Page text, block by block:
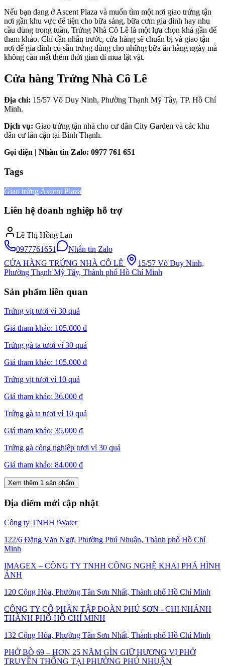
Nếu bạn đang ở Ascent Plaza và muốn tìm một nơi giao trứng tận
nơi gần khu vực để tiện cho bữa sáng, bữa cơm gia đình hay nhu
cầu dùng trong tuần, Trứng Nhà Cô Lê là một lựa chọn khá gần để
tham khảo. Chỉ cần nhắn trước, cửa hàng sẽ chuẩn bị và giao tận
nơi để gia đình có sẵn trứng dùng cho những bữa ăn hằng ngày mà
không cần mất thêm thời gian đi mua lặt vặt.
Cửa hàng Trứng Nhà Cô Lê
Địa chỉ: 15/57 Võ Duy Ninh, Phường Thạnh Mỹ Tây, TP. Hồ Chí
Minh.
Dịch vụ: Giao trứng tận nhà cho cư dân City Garden và các khu
dân cư lân cận tại Bình Thạnh.
Gọi điện | Nhắn tin Zalo: 0977 761 651
Tags
Giao trứng Ascent Plaza
Liên hệ doanh nghiệp hỗ trợ
Lê Thị Hồng Lan
0977761651
Nhắn tin Zalo
CỬA HÀNG TRỨNG NHÀ CÔ LÊ
15/57 Võ Duy Ninh,
Phường Thạnh Mỹ Tây, Thành phố Hồ Chí Minh
Sản phẩm liên quan
Trứng vịt tươi vỉ 30 quả
Giá tham khảo: 105.000 đ
Trứng gà ta tươi vỉ 30 quả
Giá tham khảo: 105.000 đ
Trứng vịt tươi vỉ 10 quả
Giá tham khảo: 36.000 đ
Trứng gà ta tươi vỉ 10 quả
Giá tham khảo: 35.000 đ
Trứng gà công nghiệp tươi vỉ 30 quả
Giá tham khảo: 84.000 đ
Xem thêm 1 sản phẩm
Địa điểm mới cập nhật
Công ty TNHH iWater
122/6 Đặng Văn Ngữ, Phường Phú Nhuận, Thành phố Hồ Chí
Minh
IMAGEX – CÔNG TY TNHH CÔNG NGHỆ KHAI PHÁ HÌNH
ẢNH
120 Cộng Hòa, Phường Tân Sơn Nhất, Thành phố Hồ Chí Minh
CÔNG TY CỔ PHẦN TẬP ĐOÀN PHÚ SƠN - CHI NHÁNH
THÀNH PHỐ HỒ CHÍ MINH
132 Cộng Hòa, Phường Tân Sơn Nhất, Thành phố Hồ Chí Minh
PHỞ BÒ 69 – HƠN 25 NĂM GÌN GIỮ HƯƠNG VỊ PHỞ
TRUYỀN THỐNG TẠI PHƯỜNG PHÚ NHUẬN